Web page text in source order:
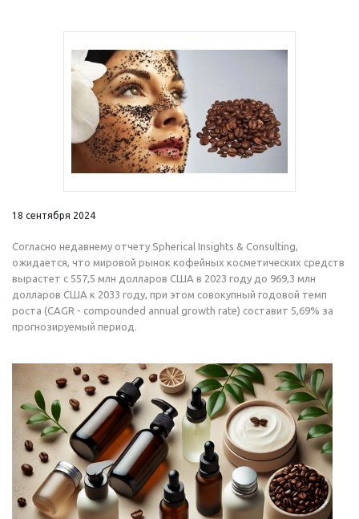
18 сентября 2024
Согласно недавнему отчету Spherical Insights & Consulting,
ожидается, что мировой рынок кофейных косметических средств
вырастет с 557,5 млн долларов США в 2023 году до 969,3 млн
долларов США к 2033 году, при этом совокупный годовой темп
роста (CAGR - compounded annual growth rate) составит 5,69% за
прогнозируемый период.